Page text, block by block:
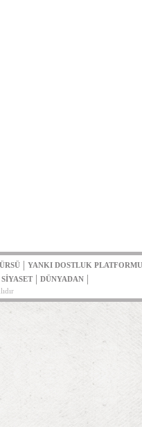
| YANKI DOSTLUK PLATFORMU
SİYASET | DÜNYADAN |